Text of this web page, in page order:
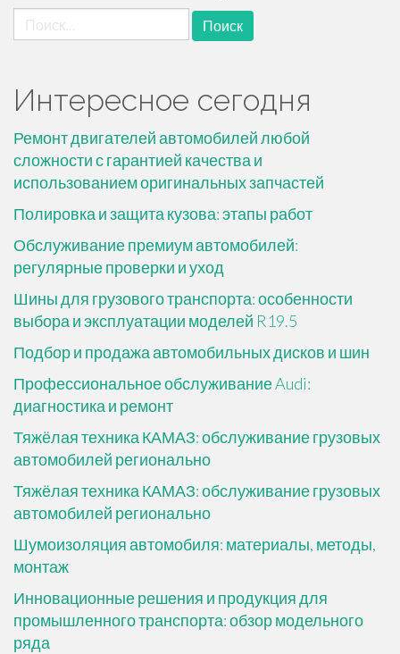
Найти:
Интересное сегодня
Ремонт двигателей автомобилей любой
сложности с гарантией качества и
использованием оригинальных запчастей
Полировка и защита кузова: этапы работ
Обслуживание премиум автомобилей:
регулярные проверки и уход
Шины для грузового транспорта: особенности
выбора и эксплуатации моделей R19.5
Подбор и продажа автомобильных дисков и шин
Профессиональное обслуживание Audi:
диагностика и ремонт
Тяжёлая техника КАМАЗ: обслуживание грузовых
автомобилей регионально
Тяжёлая техника КАМАЗ: обслуживание грузовых
автомобилей регионально
Шумоизоляция автомобиля: материалы, методы,
монтаж
Инновационные решения и продукция для
промышленного транспорта: обзор модельного
ряда